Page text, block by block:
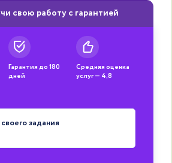
свою работу с гарантией
Гарантия до 180
дней
Средняя оценка
услуг — 4,8